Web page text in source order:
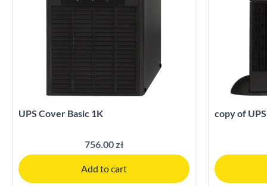
UPS Cover Basic 1K
756.00 zł
Add to cart
copy of